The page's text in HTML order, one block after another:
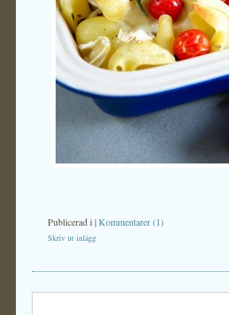
Publicerad i|Kommentarer (1)
Skriv ut inlägg